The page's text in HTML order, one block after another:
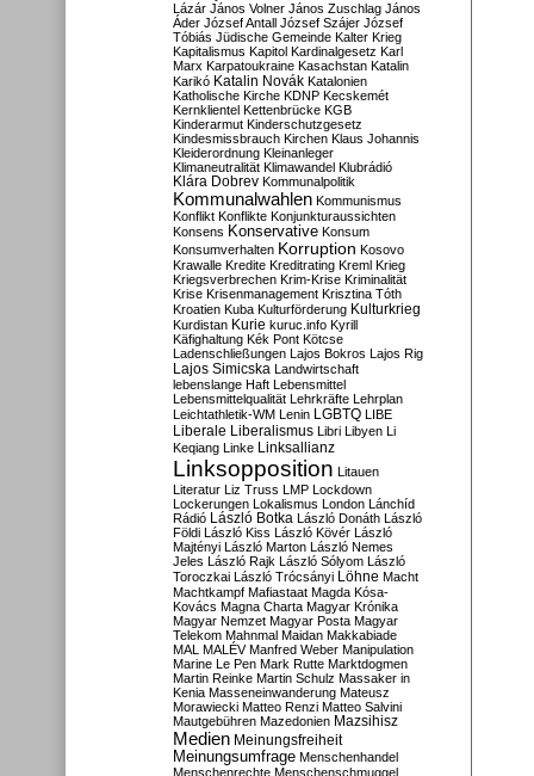
Lázár János Volner János Zuschlag János
Áder József Antall József Szájer József
Tóbiás Jüdische Gemeinde Kalter Krieg
Kapitalismus Kapitol Kardinalgesetz Karl
Marx Karpatoukraine Kasachstan Katalin
Karikó Katalin Novák Katalonien
Katholische Kirche KDNP Kecskemét
Kernklientel Kettenbrücke KGB
Kinderarmut Kinderschutzgesetz
Kindesmissbrauch Kirchen Klaus Johannis
Kleiderordnung Kleinanleger
Klimaneutralität Klimawandel Klubrádió
Klára Dobrev Kommunalpolitik
Kommunalwahlen Kommunismus
Konflikt Konflikte Konjunkturaussichten
Konsens Konservative Konsum
Konsumverhalten Korruption Kosovo
Krawalle Kredite Kreditrating Kreml Krieg
Kriegsverbrechen Krim-Krise Kriminalität
Krise Krisenmanagement Krisztina Tóth
Kroatien Kuba Kulturförderung Kulturkrieg
Kurdistan Kurie kuruc.info Kyrill
Käfighaltung Kék Pont Kötcse
Ladenschließungen Lajos Bokros Lajos Rig
Lajos Simicska Landwirtschaft
lebenslange Haft Lebensmittel
Lebensmittelqualität Lehrkräfte Lehrplan
Leichtathletik-WM Lenin LGBTQ LIBE
Liberale Liberalismus Libri Libyen Li
Keqiang Linke Linksallianz
Linksopposition Litauen
Literatur Liz Truss LMP Lockdown
Lockerungen Lokalismus London Lánchíd
Rádió
László Botka László Donáth László
Földi László Kiss László Kövér László
Majtényi László Marton László Nemes
Jeles László Rajk László Sólyom László
Toroczkai László Trócsányi Löhne Macht
Machtkampf Mafiastaat Magda Kósa-
Kovács Magna Charta Magyar Krónika
Magyar Nemzet Magyar Posta Magyar
Telekom Mahnmal Maidan Makkabiade
MAL MALÉV Manfred Weber Manipulation
Marine Le Pen Mark Rutte Marktdogmen
Martin Reinke Martin Schulz Massaker in
Kenia Masseneinwanderung Mateusz
Morawiecki Matteo Renzi Matteo Salvini
Mautgebühren Mazedonien Mazsihisz
Medien Meinungsfreiheit
Meinungsumfrage Menschenhandel
Menschenrechte Menschenschmuggel